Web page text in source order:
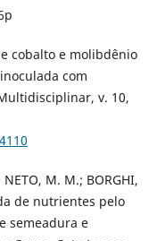
cobalto e molibdênio
com
v. 10,
NETO, M. M.; BORGHI,
de nutrientes pelo
semeadura e